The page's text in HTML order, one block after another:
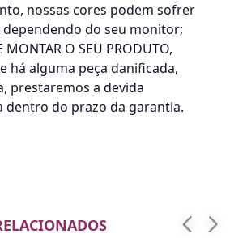
nossas cores podem sofrer
do seu monitor;
MONTAR O SEU PRODUTO,
há alguma peça danificada,
prestaremos a devida
dentro do prazo da garantia.